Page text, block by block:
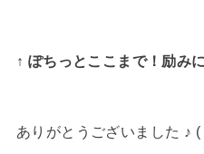
↑ ぽちっとここまで！励み
ありがとうございました ♪